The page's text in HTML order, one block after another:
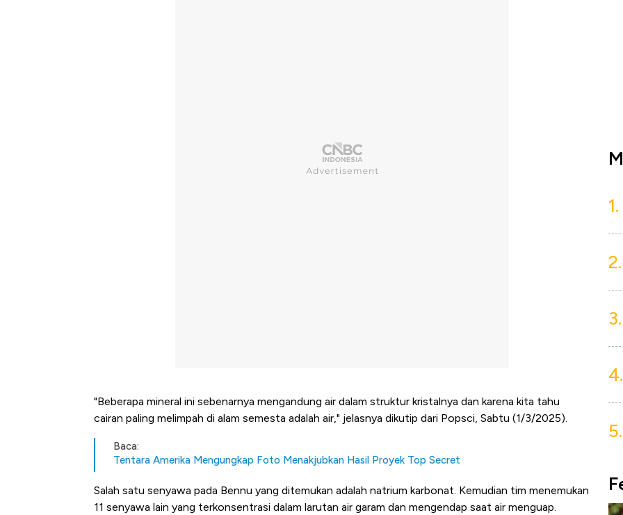
"Beberapa mineral ini sebenarnya mengandung air dalam struktur kristalnya dan karena kita tahu
cairan paling melimpah di alam semesta adalah air," jelasnya dikutip dari Popsci, Sabtu (1/3/2025).
Baca:
Tentara Amerika Mengungkap Foto Menakjubkan Hasil Proyek Top Secret
Salah satu senyawa pada Bennu yang ditemukan adalah natrium karbonat. Kemudian tim menemukan
11 senyawa lain yang terkonsentrasi dalam larutan air garam dan mengendap saat air menguap.
1.
2.
3.
4.
5.